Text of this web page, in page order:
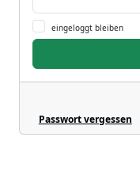
eingeloggt bleiben
Passwort vergessen